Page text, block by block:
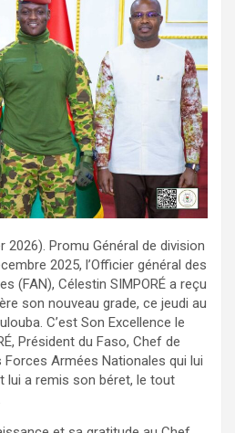
2026). Promu Général de division
2025, l’Officier général des
(FAN), Célestin SIMPORÉ a reçu
son nouveau grade, ce jeudi au
C’est Son Excellence le
Président du Faso, Chef de
Forces Armées Nationales qui lui
lui a remis son béret, le tout